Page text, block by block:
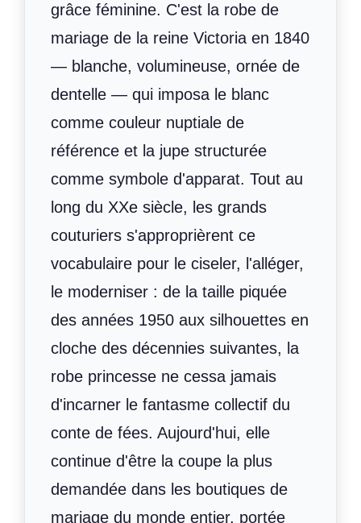
grâce féminine. C'est la robe de
mariage de la reine Victoria en 1840
— blanche, volumineuse, ornée de
dentelle — qui imposa le blanc
comme couleur nuptiale de
référence et la jupe structurée
comme symbole d'apparat. Tout au
long du XXe siècle, les grands
couturiers s'approprièrent ce
vocabulaire pour le ciseler, l'alléger,
le moderniser : de la taille piquée
des années 1950 aux silhouettes en
cloche des décennies suivantes, la
robe princesse ne cessa jamais
d'incarner le fantasme collectif du
conte de fées. Aujourd'hui, elle
continue d'être la coupe la plus
demandée dans les boutiques de
mariage du monde entier, portée